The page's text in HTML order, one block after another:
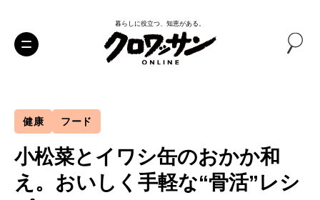
暮らしに役立つ、知恵がある。
健康 フード
小松菜とイワシ缶のおかか和
え。おいしく手軽な“骨活”レシ